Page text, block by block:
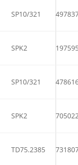
SP10/321
SPK2
SP10/321
SPK2
TD75.2385